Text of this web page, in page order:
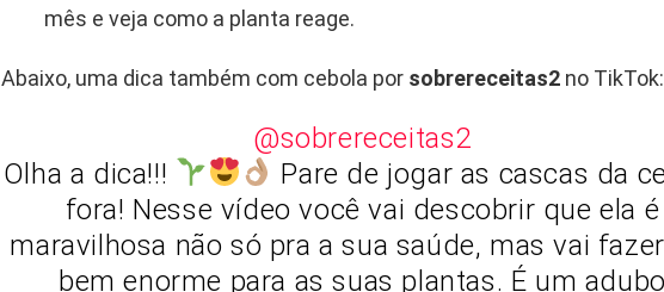
mês e veja como a planta reage.
Abaixo, uma dica também com cebola por sobrereceitas2 no TikTok:
@sobrereceitas2
Olha a dica!!!
Pare de jogar as cascas da
fora! Nesse vídeo você vai descobrir que ela é
maravilhosa não só pra a sua saúde, mas vai
bem enorme para as suas plantas. É um adubo